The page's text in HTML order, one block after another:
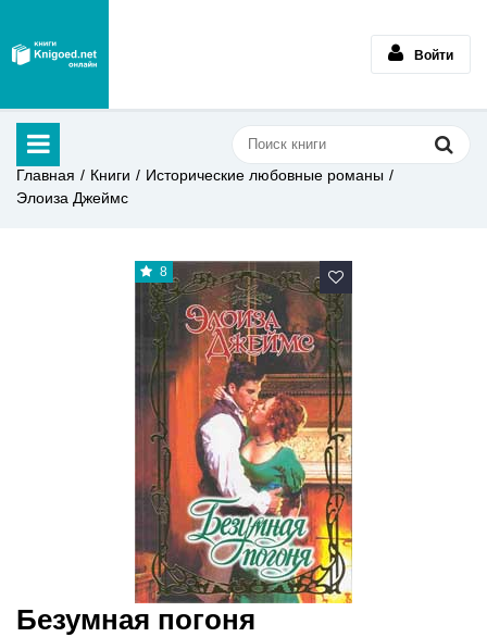
Войти
Главная Книги
Исторические любовные романы
Элоиза Джеймс
8
Безумная погоня